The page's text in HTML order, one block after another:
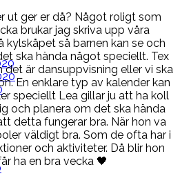
ut ger er då? Något roligt som
brukar jag skriva upp våra
kylskåpet så barnen kan se och
ska hända något speciellt. Tex
det är dansuppvisning eller vi ska
En enklare typ av kalender kan
speciellt Lea gillar ju att ha koll
och planera om det ska hända
detta fungerar bra. När hon va
väldigt bra. Som de ofta har i
och aktiviteter. Då blir hon
ha en bra vecka 🖤